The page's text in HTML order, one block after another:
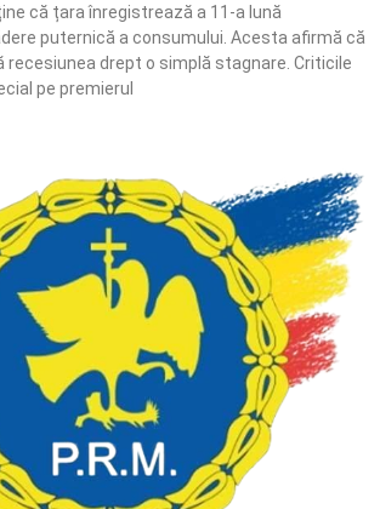
că țara înregistrează a 11-a lună
puternică a consumului. Acesta afirmă că
drept o simplă stagnare. Criticile
pe premierul